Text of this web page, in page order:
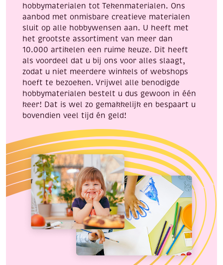
hobbymaterialen tot Tekenmaterialen. Ons
aanbod met onmisbare creatieve materialen
sluit op alle hobbywensen aan. U heeft met
het grootste assortiment van meer dan
10.000 artikelen een ruime keuze. Dit heeft
als voordeel dat u bij ons voor alles slaagt,
zodat u niet meerdere winkels of webshops
hoeft te bezoeken. Vrijwel alle benodigde
hobbymaterialen bestelt u dus gewoon in één
keer! Dat is wel zo gemakkelijk en bespaart u
bovendien veel tijd én geld!